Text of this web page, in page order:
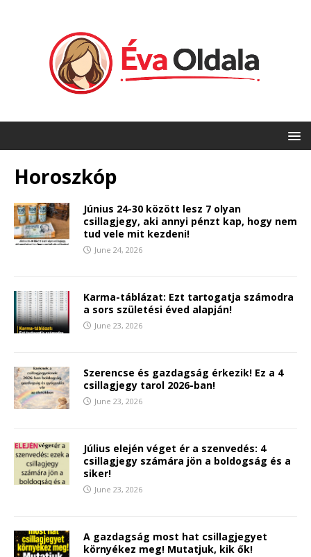
Horoszkóp
Június 24-30 között lesz 7 olyan
csillagjegy, aki annyi pénzt kap, hogy nem
tud vele mit kezdeni!
June 24, 2026
Karma-táblázat: Ezt tartogatja számodra
a sors születési éved alapján!
June 23, 2026
Szerencse és gazdagság érkezik! Ez a 4
csillagjegy tarol 2026-ban!
June 23, 2026
Július elején véget ér a szenvedés: 4
csillagjegy számára jön a boldogság és a
siker!
June 23, 2026
A gazdagság most hat csillagjegyet
környékez meg! Mutatjuk, kik ők!